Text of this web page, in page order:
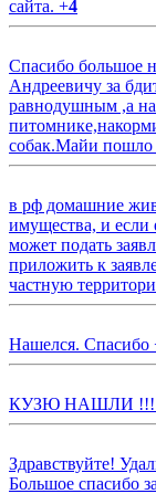
сайта. +4
Спасибо большое
Андреевичу за
равнодушным ,а
собак.Майи пошло
в рф домашние
имущества, и если
может подать
приложить к
частную
Нашелся. Спасибо
КУЗЮ НАШЛИ
Здравствуйте!
Большое спасибо